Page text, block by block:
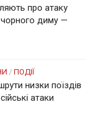
про атаку
чорного диму —
/ ПОДІЇ
низки поїздів
атаки